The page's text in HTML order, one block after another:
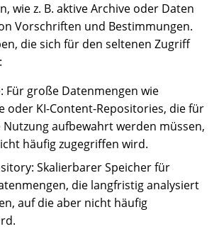
wie z. B. aktive Archive oder Daten
Vorschriften und Bestimmungen.
die sich für den seltenen Zugriff
Für große Datenmengen wie
oder KI-Content-Repositories, die für
Nutzung aufbewahrt werden müssen,
häufig zugegriffen wird.
Skalierbarer Speicher für
die langfristig analysiert
auf die aber nicht häufig